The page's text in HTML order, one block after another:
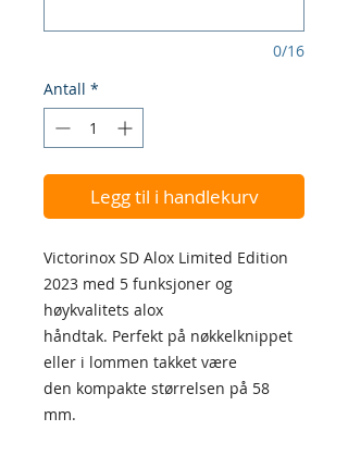
0/16
Antall *
Legg til i handlekurv
Victorinox SD Alox Limited Edition
2023 med 5 funksjoner og
høykvalitets alox
håndtak. Perfekt på nøkkelknippet
eller i lommen takket være
den kompakte størrelsen på 58
mm.